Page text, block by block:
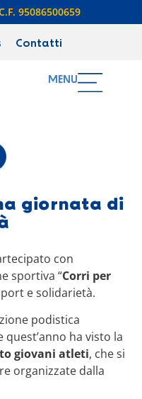
95086500659
Contatti
MENU
giornata di
con
sportiva “Corri per
e solidarietà.
podistica
ha visto la
giovani atleti, che si
organizzate dalla